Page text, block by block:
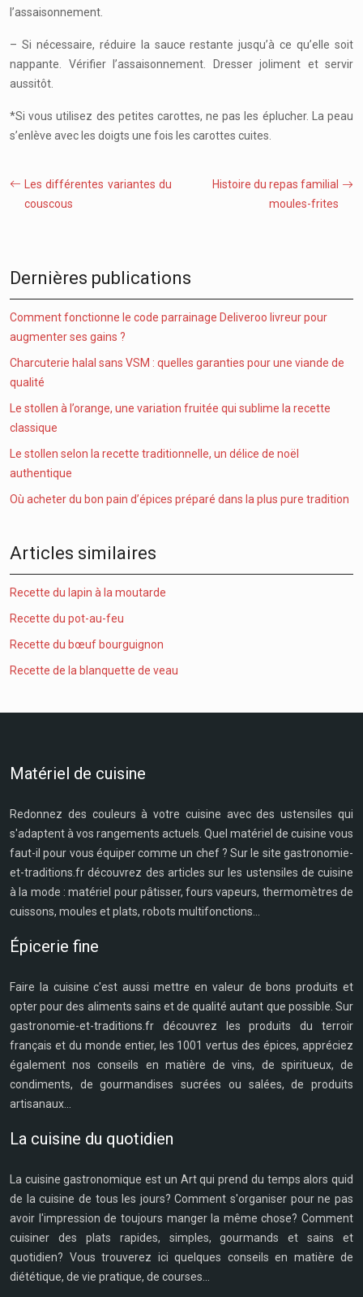
l’assaisonnement.
– Si nécessaire, réduire la sauce restante jusqu’à ce qu’elle soit
nappante. Vérifier l’assaisonnement. Dresser joliment et servir
aussitôt.
*Si vous utilisez des petites carottes, ne pas les éplucher. La peau
s’enlève avec les doigts une fois les carottes cuites.
Les différentes variantes du
couscous
Histoire du repas familial
moules-frites
Dernières publications
Comment fonctionne le code parrainage Deliveroo livreur pour
augmenter ses gains ?
Charcuterie halal sans VSM : quelles garanties pour une viande de
qualité
Le stollen à l’orange, une variation fruitée qui sublime la recette
classique
Le stollen selon la recette traditionnelle, un délice de noël
authentique
Où acheter du bon pain d’épices préparé dans la plus pure tradition
Articles similaires
Recette du lapin à la moutarde
Recette du pot-au-feu
Recette du bœuf bourguignon
Recette de la blanquette de veau
Matériel de cuisine
Redonnez des couleurs à votre cuisine avec des ustensiles qui
s'adaptent à vos rangements actuels. Quel matériel de cuisine vous
faut-il pour vous équiper comme un chef ? Sur le site gastronomie-
et-traditions.fr découvrez des articles sur les ustensiles de cuisine
à la mode : matériel pour pâtisser, fours vapeurs, thermomètres de
cuissons, moules et plats, robots multifonctions...
Épicerie fine
Faire la cuisine c'est aussi mettre en valeur de bons produits et
opter pour des aliments sains et de qualité autant que possible. Sur
gastronomie-et-traditions.fr découvrez les produits du terroir
français et du monde entier, les 1001 vertus des épices, appréciez
également nos conseils en matière de vins, de spiritueux, de
condiments, de gourmandises sucrées ou salées, de produits
artisanaux...
La cuisine du quotidien
La cuisine gastronomique est un Art qui prend du temps alors quid
de la cuisine de tous les jours? Comment s'organiser pour ne pas
avoir l'impression de toujours manger la même chose? Comment
cuisiner des plats rapides, simples, gourmands et sains et
quotidien? Vous trouverez ici quelques conseils en matière de
diététique, de vie pratique, de courses...